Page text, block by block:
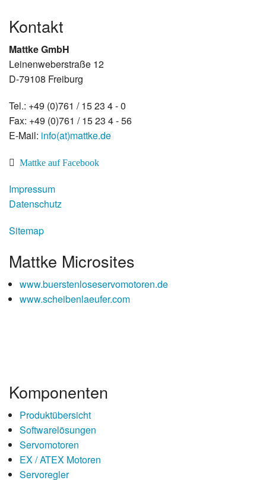
Kontakt
Mattke GmbH
Leinenweberstraße 12
D-79108 Freiburg
Tel.: +49 (0)761 / 15 23 4 - 0
Fax: +49 (0)761 / 15 23 4 - 56
E-Mail: info(at)mattke.de
Mattke auf Facebook
Impressum
Datenschutz
Sitemap
Mattke Microsites
www.buerstenloseservomotoren.de
www.scheibenlaeufer.com
Komponenten
Produktübersicht
Softwarelösungen
Servomotoren
EX / ATEX Motoren
Servoregler